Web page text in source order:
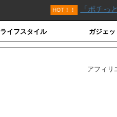
「ポチっとチャージ」で後払
ライフスタイル ガジェッ
アフィリ